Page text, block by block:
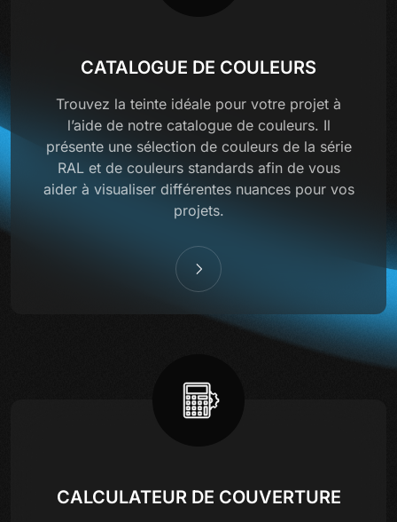
CATALOGUE DE COULEURS
Trouvez la teinte idéale pour votre projet à
l’aide de notre catalogue de couleurs. Il
présente une sélection de couleurs de la série
RAL et de couleurs standards afin de vous
aider à visualiser différentes nuances pour vos
projets.
CALCULATEUR DE COUVERTURE